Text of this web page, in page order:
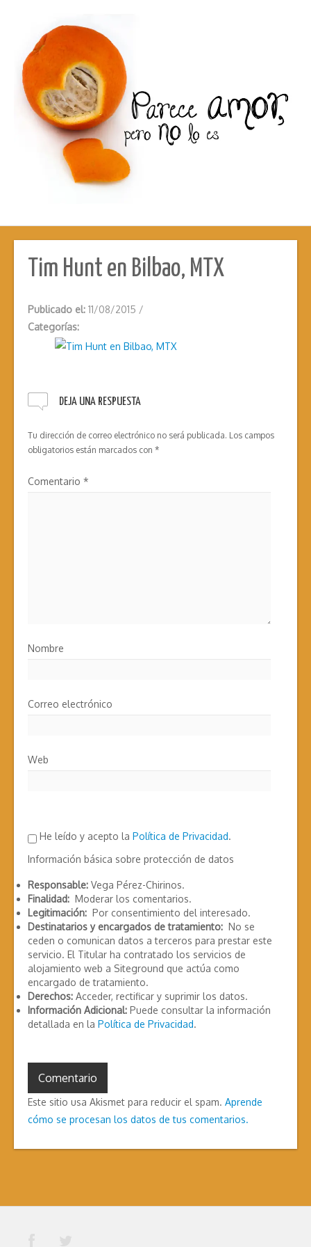
Tim Hunt en Bilbao, MTX
Publicado el: 11/08/2015 /
Categorías:
DEJA UNA RESPUESTA
Tu dirección de correo electrónico no será publicada. Los campos
obligatorios están marcados con *
Comentario *
Nombre
Correo electrónico
Web
He leído y acepto la Política de Privacidad.
Información básica sobre protección de datos
Responsable: Vega Pérez-Chirinos.
Finalidad: Moderar los comentarios.
Legitimación: Por consentimiento del interesado.
Destinatarios y encargados de tratamiento: No se
ceden o comunican datos a terceros para prestar este
servicio. El Titular ha contratado los servicios de
alojamiento web a Siteground que actúa como
encargado de tratamiento.
Derechos: Acceder, rectificar y suprimir los datos.
Información Adicional: Puede consultar la información
detallada en la Política de Privacidad.
Este sitio usa Akismet para reducir el spam. Aprende
cómo se procesan los datos de tus comentarios.